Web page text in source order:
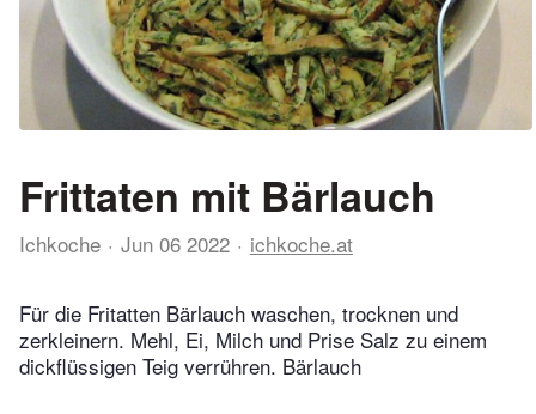
Frittaten mit Bärlauch
Ichkoche Jun 06 2022 ichkoche.at
Für die Fritatten Bärlauch waschen, trocknen und
zerkleinern. Mehl, Ei, Milch und Prise Salz zu einem
dickflüssigen Teig verrühren. Bärlauch